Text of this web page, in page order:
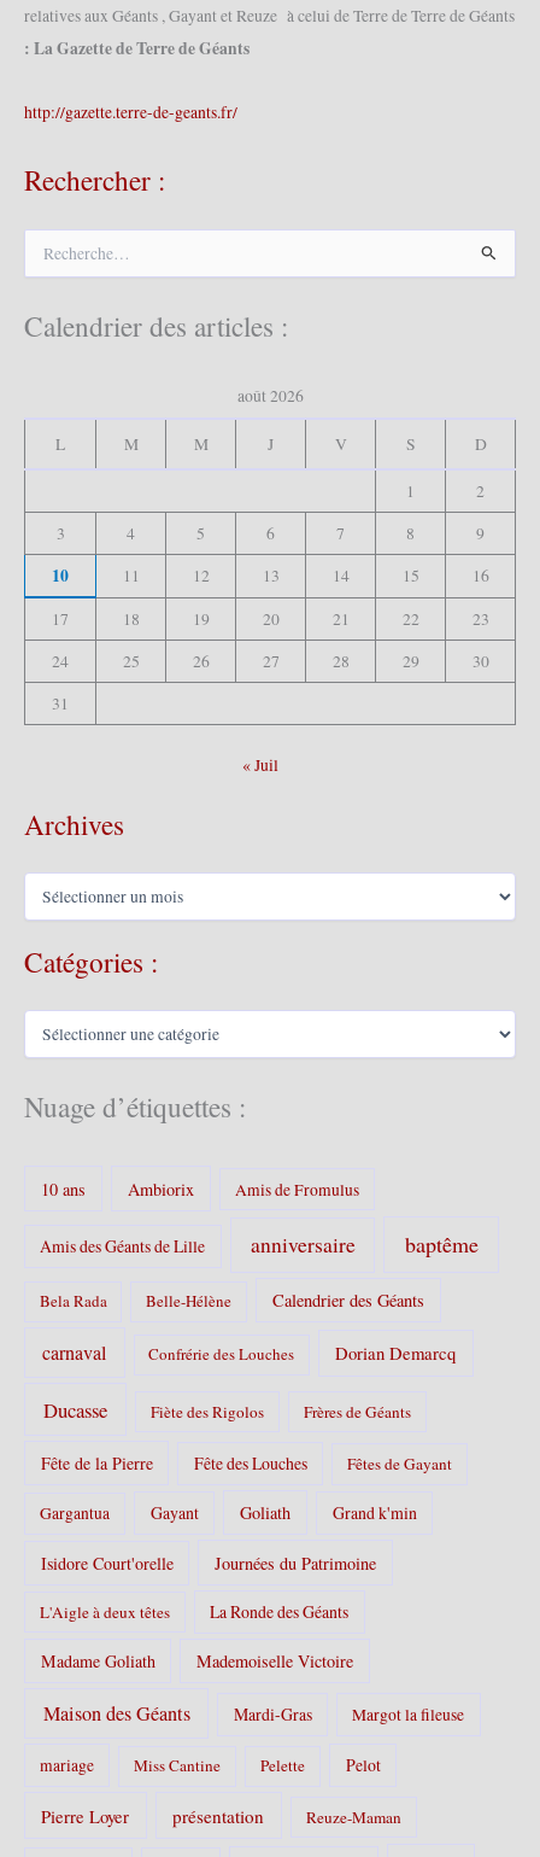
relatives aux Géants , Gayant et Reuze à celui de Terre de Terre de Géants
: La Gazette de Terre de Géants
http://gazette.terre-de-geants.fr/
Rechercher :
e
Calendrier des articles :
août 2026
L M M J V S D
1
2
3
4 5 6 7 8 9
10 11 12 13 14 15
16
17
18 19 20 21 22
23
24
25 26 27 28 29
30
31
« Juil
Archives
A
h
s
Catégories :
C
é
g
Nuage d’étiquettes :
10 ans Ambiorix Amis de Fromulus
Amis des Géants de Lille anniversaire baptême
Bela Rada Belle-Hélène Calendrier des Géants
carnaval Confrérie des Louches Dorian Demarcq
Ducasse Fiète des Rigolos Frères de Géants
Fête de la Pierre Fête des Louches Fêtes de Gayant
Gargantua Gayant Goliath Grand k'min
Isidore Court'orelle Journées du Patrimoine
L'Aigle à deux têtes La Ronde des Géants
Madame Goliath Mademoiselle Victoire
Maison des Géants Mardi-Gras Margot la fileuse
mariage Miss Cantine Pelette Pelot
Pierre Loyer présentation Reuze-Maman